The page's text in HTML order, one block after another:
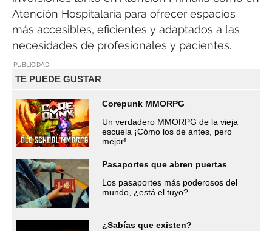
Atención Hospitalaria para ofrecer espacios
más accesibles, eficientes y adaptados a las
necesidades de profesionales y pacientes.
PUBLICIDAD
TE PUEDE GUSTAR
Corepunk MMORPG
Un verdadero MMORPG de la vieja
escuela ¡Cómo los de antes, pero
mejor!
Pasaportes que abren puertas
Los pasaportes más poderosos del
mundo, ¿está el tuyo?
¿Sabías que existen?